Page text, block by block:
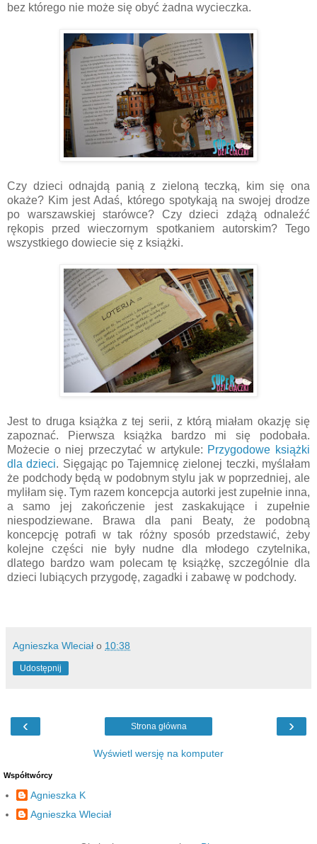
bez którego nie może się obyć żadna wycieczka.
Czy dzieci odnajdą panią z zieloną teczką, kim się ona
okaże? Kim jest Adaś, którego spotykają na swojej drodze
po warszawskiej starówce? Czy dzieci zdążą odnaleźć
rękopis przed wieczornym spotkaniem autorskim? Tego
wszystkiego dowiecie się z książki.
Jest to druga książka z tej serii, z którą miałam okazję się
zapoznać. Pierwsza książka bardzo mi się podobała.
Możecie o niej przeczytać w artykule: Przygodowe książki
dla dzieci. Sięgając po Tajemnicę zielonej teczki, myślałam
że podchody będą w podobnym stylu jak w poprzedniej, ale
myliłam się. Tym razem koncepcja autorki jest zupełnie inna,
a samo jej zakończenie jest zaskakujące i zupełnie
niespodziewane. Brawa dla pani Beaty, że podobną
koncepcję potrafi w tak różny sposób przedstawić, żeby
kolejne części nie były nudne dla młodego czytelnika,
dlatego bardzo wam polecam tę książkę, szczególnie dla
dzieci lubiących przygodę, zagadki i zabawę w podchody.
Agnieszka Wleciał o 10:38
Udostępnij
‹ ›
Strona główna
Wyświetl wersję na komputer
Współtwórcy
Agnieszka K
Agnieszka Wleciał